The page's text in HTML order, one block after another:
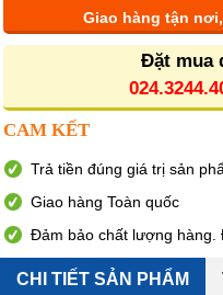
Giao hàng tận
Đặt mua
CAM KẾT
Trả tiền đúng giá trị sản
Giao hàng Toàn quốc
Đảm bảo chất lượng hàng.
CHI TIẾT SẢN PHẨM